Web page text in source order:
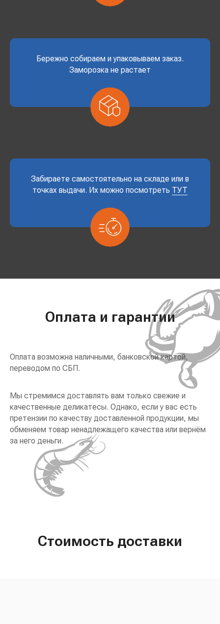
Бережно собираем и упаковываем заказ.
Заморозка не растает
Забираете самостоятельно на складе или в
точках выдачи. Их можно посмотреть ТУТ
Оплата и гарантии
Оплата возможна наличными, банковской картой,
переводом по СБП.
Мы стремимся доставлять вам только свежие и
качественные деликатесы. Однако, если у вас есть
претензии по качеству доставленной продукции, мы
обменяем товар ненадлежащего качества или вернём
за него деньги.
Стоимость доставки